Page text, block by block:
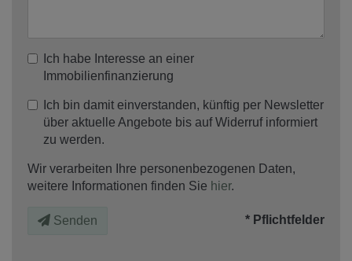
Ich habe Interesse an einer
Immobilienfinanzierung
Ich bin damit einverstanden, künftig per Newsletter
über aktuelle Angebote bis auf Widerruf informiert
zu werden.
Wir verarbeiten Ihre personenbezogenen Daten,
weitere Informationen finden Sie hier.
Senden * Pflichtfelder